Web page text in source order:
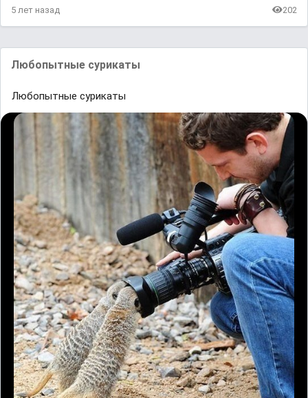
5 лет назад 202
Любопытные сурикаты
Любопытные сурикаты